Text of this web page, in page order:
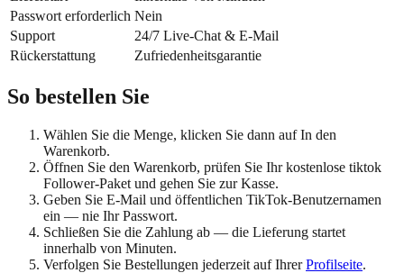
Passwort erforderlich Nein
Support
24/7 Live-Chat & E-Mail
Rückerstattung
Zufriedenheitsgarantie
So bestellen Sie
Wählen Sie die Menge, klicken Sie dann auf In den
Warenkorb.
Öffnen Sie den Warenkorb, prüfen Sie Ihr kostenlose tiktok
Follower-Paket und gehen Sie zur Kasse.
Geben Sie E-Mail und öffentlichen TikTok-Benutzernamen
ein — nie Ihr Passwort.
Schließen Sie die Zahlung ab — die Lieferung startet
innerhalb von Minuten.
Verfolgen Sie Bestellungen jederzeit auf IhrerProfilseite.